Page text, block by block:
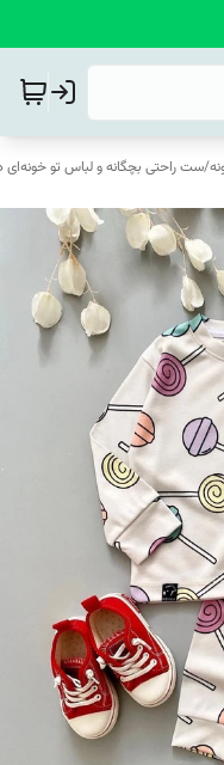
/ست راحتی بچگانه و لباس تو خونه‌ای